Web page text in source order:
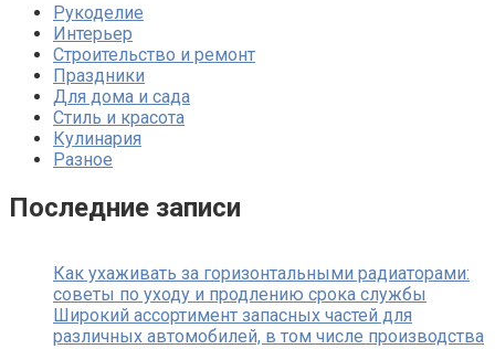
Рукоделие
Интерьер
Строительство и ремонт
Праздники
Для дома и сада
Стиль и красота
Кулинария
Разное
Последние записи
Как ухаживать за горизонтальными радиаторами:
советы по уходу и продлению срока службы
Широкий ассортимент запасных частей для
различных автомобилей, в том числе производства